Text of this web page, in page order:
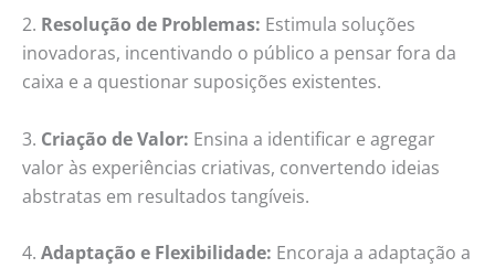
2. Resolução de Problemas: Estimula soluções
inovadoras, incentivando o público a pensar fora da
caixa e a questionar suposições existentes.
3. Criação de Valor: Ensina a identificar e agregar
valor às experiências criativas, convertendo ideias
abstratas em resultados tangíveis.
4. Adaptação e Flexibilidade: Encoraja a adaptação a